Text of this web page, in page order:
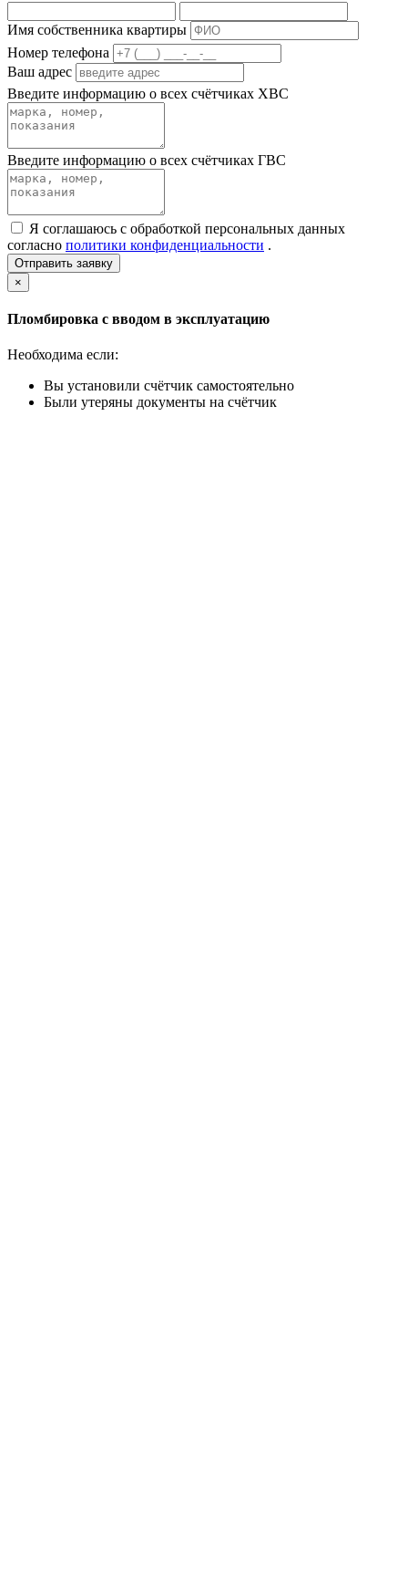
Имя собственника квартиры
Номер телефона
Ваш адрес
Введите информацию о всех счётчиках ХВС
Введите информацию о всех счётчиках ГВС
Я соглашаюсь с обработкой персональных данных
согласно политики конфиденциальности .
Отправить заявку
×
Пломбировка с вводом в эксплуатацию
Необходима если:
Вы установили счётчик самостоятельно
Были утеряны документы на счётчик